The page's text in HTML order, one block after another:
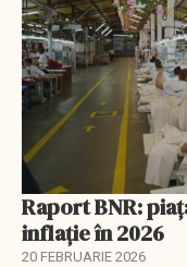
Raport BNR:
inflație în 2026
20 FEBRUARIE 2026